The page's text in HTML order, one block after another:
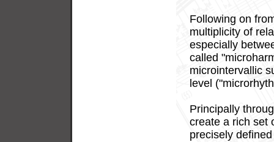
Following on
multiplicity of
especially
called
microintervallic
level
Principally
create a rich set
precisely